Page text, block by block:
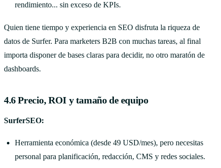
rendimiento... sin exceso de KPIs.
Quien tiene tiempo y experiencia en SEO disfruta la riqueza de
datos de Surfer. Para marketers B2B con muchas tareas, al final
importa disponer de bases claras para decidir, no otro maratón de
dashboards.
4.6 Precio, ROI y tamaño de equipo
SurferSEO:
Herramienta económica (desde 49 USD/mes), pero necesitas
personal para planificación, redacción, CMS y redes sociales.